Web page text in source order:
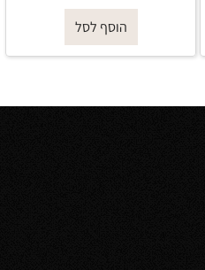
הוסף לסל